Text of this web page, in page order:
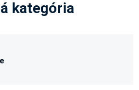
kategória